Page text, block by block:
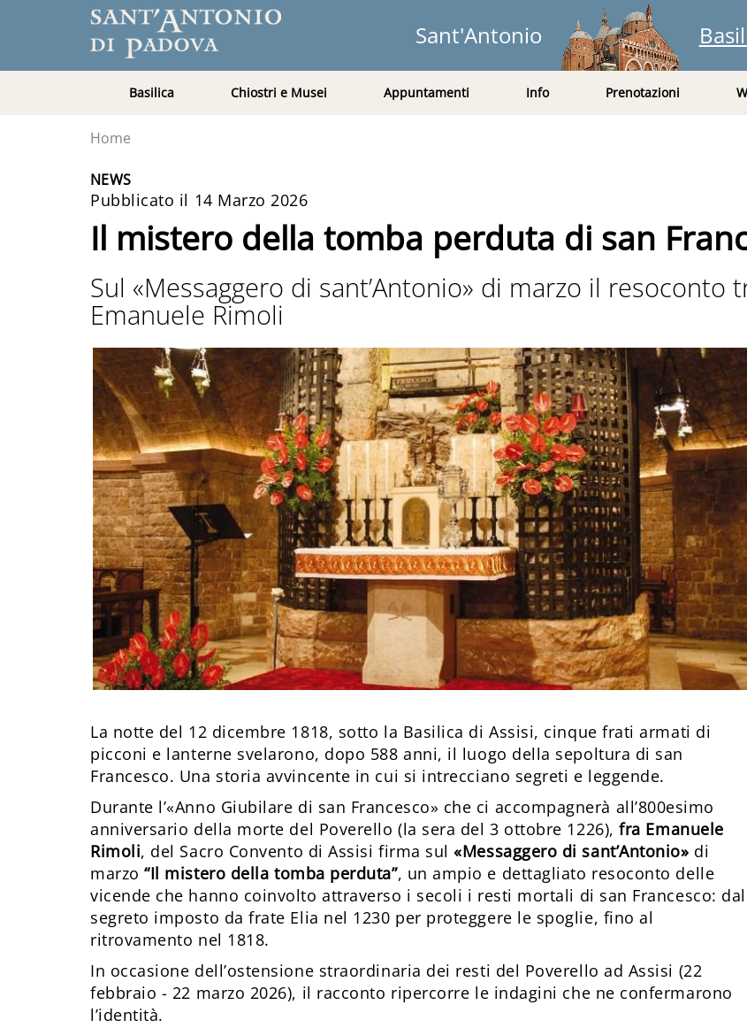
Sant'Antonio
Basilica Chiostri e Musei Appuntamenti Info Prenotazioni
Home
NEWS
Pubblicato il 14 Marzo 2026
Il mistero della tomba perduta di san
Sul «Messaggero di sant’Antonio» di marzo il resoconto
Emanuele Rimoli
La notte del 12 dicembre 1818, sotto la Basilica di Assisi, cinque frati armati di
picconi e lanterne svelarono, dopo 588 anni, il luogo della sepoltura di san
Francesco. Una storia avvincente in cui si intrecciano segreti e leggende.
Durante l’«Anno Giubilare di san Francesco» che ci accompagnerà all’800esimo
anniversario della morte del Poverello (la sera del 3 ottobre 1226),fra Emanuele
Rimoli, del Sacro Convento di Assisi firma sul«Messaggero di sant’Antonio» di
marzo“Il mistero della tomba perduta”, un ampio e dettagliato resoconto delle
vicende che hanno coinvolto attraverso i secoli i resti mortali di san Francesco: dal
segreto imposto da frate Elia nel 1230 per proteggere le spoglie, fino al
ritrovamento nel 1818.
In occasione dell’ostensione straordinaria dei resti del Poverello ad Assisi (22
febbraio - 22 marzo 2026), il racconto ripercorre le indagini che ne confermarono
l’identità.